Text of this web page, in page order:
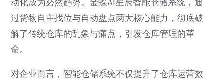
动化成为必然趋势。金蝶AI星辰智能仓储系统，通
过货物自主找位与自动盘点两大核心能力，彻底破
解了传统仓库的乱象与痛点，引发仓库管理的革
命。
对企业而言，智能仓储系统不仅提升了仓库运营效